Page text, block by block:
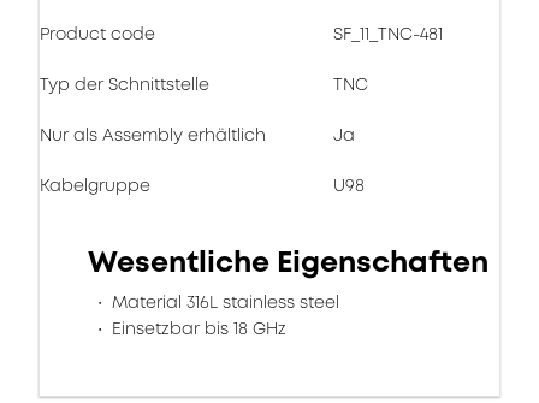
Product code SF_11_TNC-481
Typ der Schnittstelle TNC
Nur als Assembly erhältlich Ja
Kabelgruppe U98
Wesentliche Eigenschaften
Material 316L stainless steel
Einsetzbar bis 18 GHz